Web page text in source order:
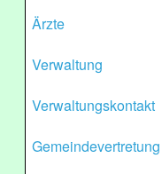
Ärzte
Verwaltung
Verwaltungskontakt
Gemeindevertretung